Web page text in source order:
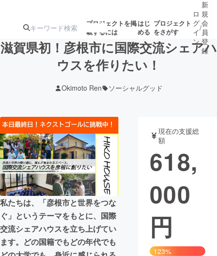
プロジェクトを掲
載するには
はじ
める
プロジェクト
をさがす
ターン
ジェクト
ロジェクト
アート・写真 音楽
テクノロジー・ガジェット ゲーム・サ
映像・映画
ビジネス・起業
まちづくり・地域活性化
ロ
グ
イ
ン
/
新
規
会
員
登
録
滋賀県初！彦根市に国際交流シェアハ
ウスを作りたい！
Okimoto Ren ソーシャルグッド
私たちは、「彦根市と世界をつな
ぐ」というテーマをもとに、国際
交流シェアハウスを立ち上げてい
ます。どの国籍でもどの年代でも
現在の支援総
額
618,
000
円
123%